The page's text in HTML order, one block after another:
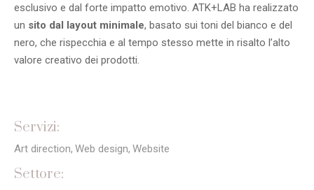
esclusivo e dal forte impatto emotivo. ATK+LAB ha realizzato
un sito dal layout minimale, basato sui toni del bianco e del
nero, che rispecchia e al tempo stesso mette in risalto l’alto
valore creativo dei prodotti.
Servizi:
Art direction Web design Website
Settore: